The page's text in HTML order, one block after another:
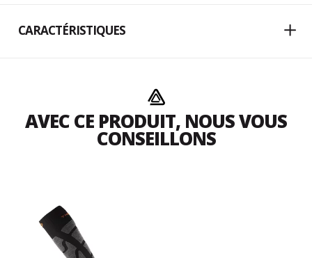
CARACTÉRISTIQUES
AVEC CE PRODUIT, NOUS VOUS
CONSEILLONS